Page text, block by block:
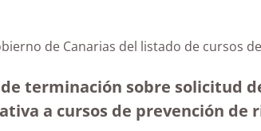
de Canarias del listado de cursos
terminación sobre solicitud
a cursos de prevención de